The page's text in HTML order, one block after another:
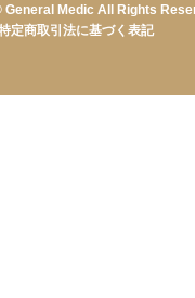
Medic All Rights
定商取引法に基づく表記